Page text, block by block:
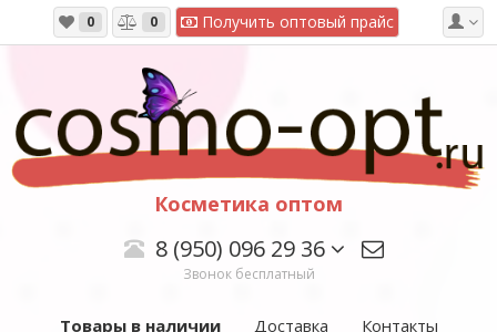
0 0 Получить оптовый прайс
Косметика оптом
8 (950) 096 29 36
Звонок бесплатный
Товары в наличии Доставка
Контакты